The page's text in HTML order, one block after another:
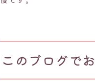
このブログで